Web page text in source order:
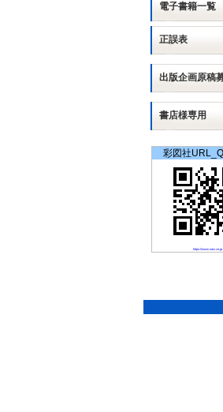
電子書籍一覧
正誤表
出版企画原稿
書店様専用
彩図社
https://www.saiz.co.jp